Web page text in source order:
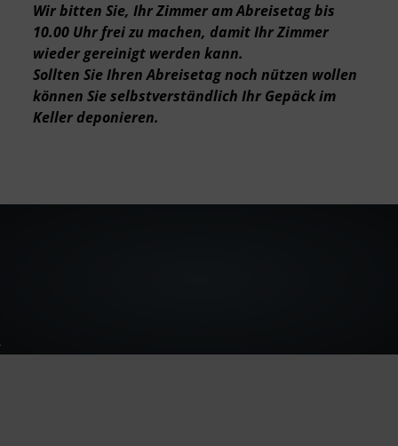
Wir bitten Sie, Ihr Zimmer am Abreisetag bis
10.00 Uhr frei zu machen, damit Ihr Zimmer
wieder gereinigt werden kann.
Sollten Sie Ihren Abreisetag noch nützen wollen
können Sie selbstverständlich Ihr Gepäck im
Keller deponieren.